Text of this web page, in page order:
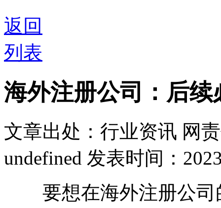
返回
列表
海外注册公司：后
文章出处：行业资讯 网
undefined 发表时间：
要想在海外注册公司